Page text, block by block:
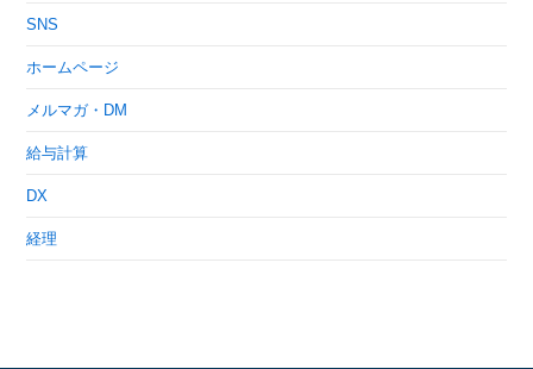
SNS
ホームページ
メルマガ・DM
給与計算
DX
経理